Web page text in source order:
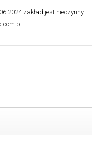
zakład jest nieczynny.